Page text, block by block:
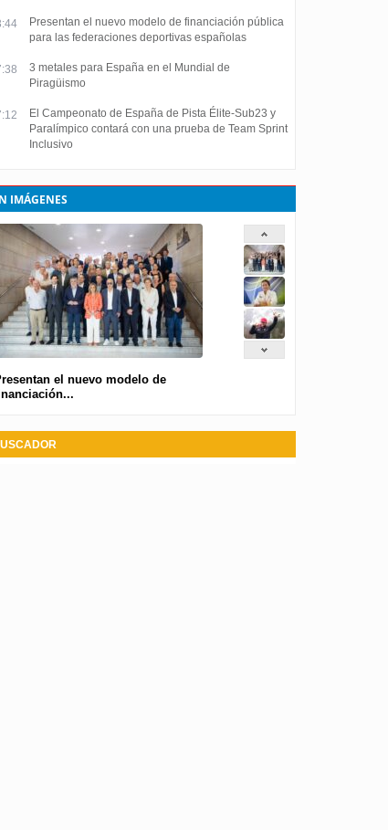
Presentan el nuevo modelo de financiación pública
para las federaciones deportivas españolas
3 metales para España en el Mundial de
Piragüismo
El Campeonato de España de Pista Élite-Sub23 y
Paralímpico contará con una prueba de Team Sprint
Inclusivo
IMÁGENES
el nuevo modelo de